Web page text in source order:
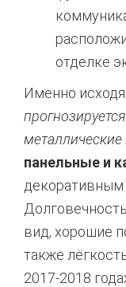
отделке
Именно исходя
металлические
панельные и
декоративным
вид, хорошие
также
2017-2018